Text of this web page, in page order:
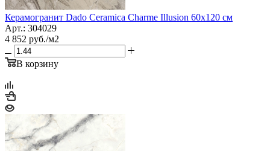
Керамогранит Dado Ceramica Charme Illusion 60x120 см
Арт.: 304029
4 852 руб./м2
В корзину